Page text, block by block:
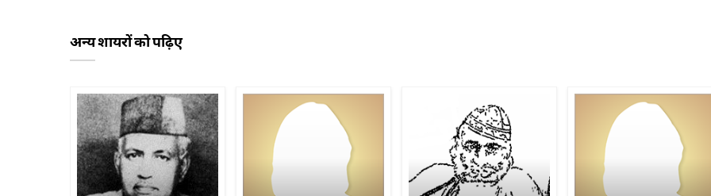
अन्य शायरों को पढ़िए